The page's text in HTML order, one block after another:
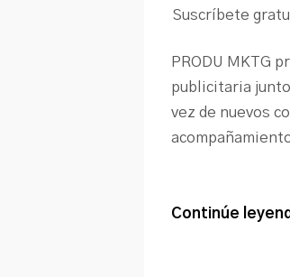
audioSuscríbete
PRODU MKTG
publicitaria
vez de nuevos
Continúe